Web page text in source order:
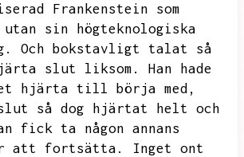
Frankenstein som
sin högteknologiska
Och bokstavligt talat så
slut liksom. Han hade
hjärta till börja med,
så dog hjärtat helt och
fick ta någon annans
att fortsätta.
Inget ont